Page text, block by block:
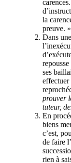
la
preuve.
Dans
ses
effectuer
prouver
tuteur,
En
biens
c’est,
de faire
rien à